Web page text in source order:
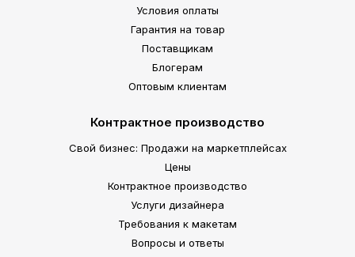
Условия оплаты
Гарантия на товар
Поставщикам
Блогерам
Оптовым клиентам
Контрактное производство
Свой бизнес: Продажи на маркетплейсах
Цены
Контрактное производство
Услуги дизайнера
Требования к макетам
Вопросы и ответы